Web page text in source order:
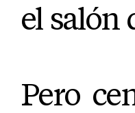
el salón
Pero